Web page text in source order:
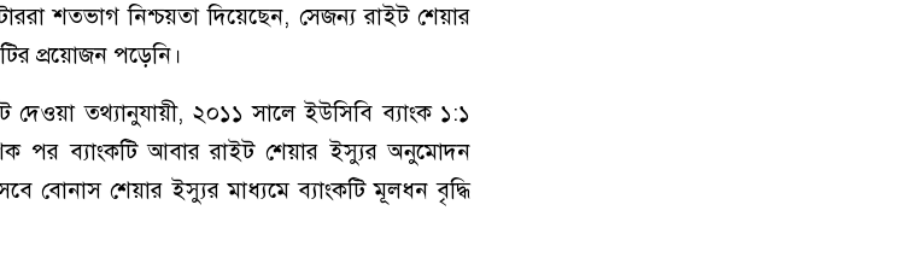
শতভাগ নিশ্চয়তা দিয়েছেন, সেজন্য রাইট শেয়ার
প্রয়োজন পড়েনি।
দেওয়া তথ্যানুযায়ী, ২০১১ সালে ইউসিবি ব্যাংক ১:১
পর ব্যাংকটি আবার রাইট শেয়ার ইস্যুর অনুমোদন
বোনাস শেয়ার ইস্যুর মাধ্যমে ব্যাংকটি মূলধন বৃদ্ধি